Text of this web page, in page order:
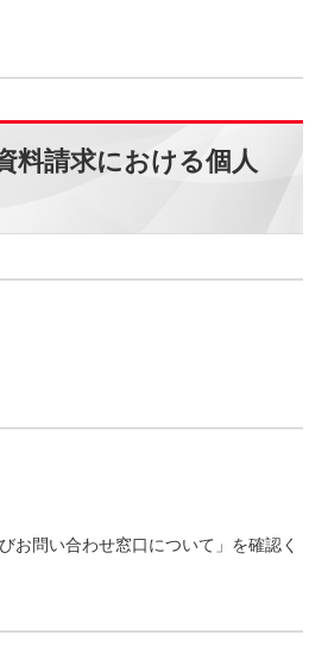
料請求における個人
お問い合わせ窓口について」を確認く